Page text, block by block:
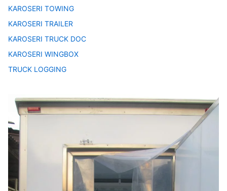
KAROSERI TOWING
KAROSERI TRAILER
KAROSERI TRUCK DOC
KAROSERI WINGBOX
TRUCK LOGGING